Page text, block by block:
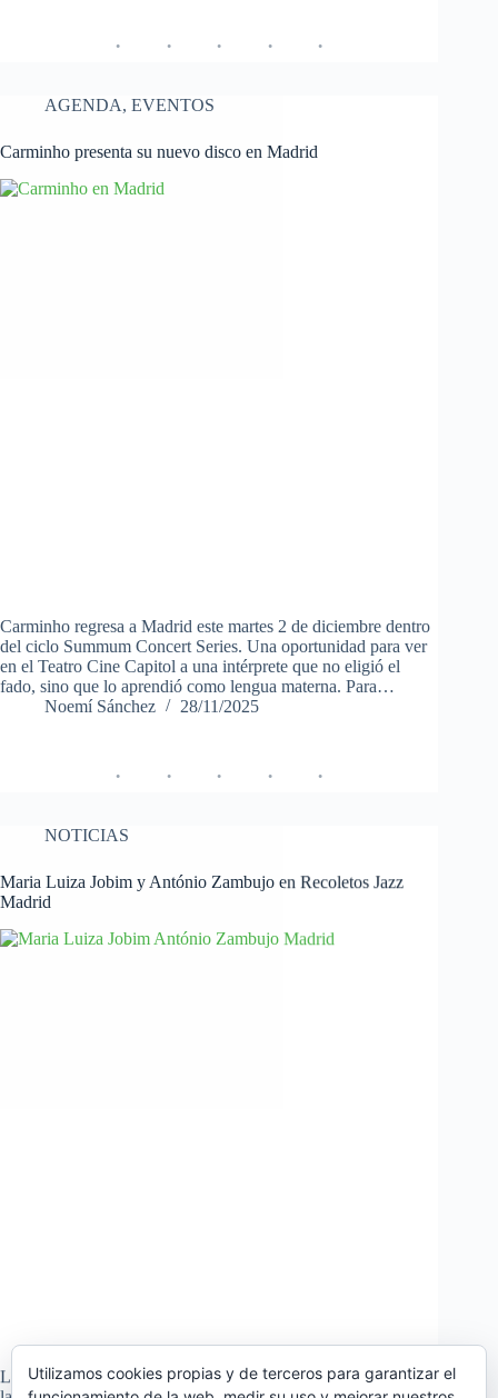
AGENDA, EVENTOS
Carminho presenta su nuevo disco en Madrid
Carminho regresa a Madrid este martes 2 de diciembre dentro
del ciclo Summum Concert Series. Una oportunidad para ver
en el Teatro Cine Capitol a una intérprete que no eligió el
fado, sino que lo aprendió como lengua materna. Para…
Noemí Sánchez
28/11/2025
NOTICIAS
Maria Luiza Jobim y António Zambujo en Recoletos Jazz
Madrid
La programación del ciclo Recoletos Jazz en Madrid nos trae
Utilizamos cookies propias y de terceros para garantizar el